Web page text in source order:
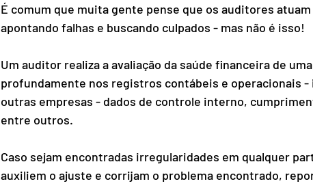
É comum que muita gente pense que os auditores
apontando falhas e buscando culpados - mas não é isso!
Um auditor realiza a avaliação da saúde financeira de
profundamente nos registros contábeis e operacionais
outras empresas - dados de controle interno,
entre outros.
Caso sejam encontradas irregularidades em qualquer
auxiliem o ajuste e corrijam o problema encontrado,